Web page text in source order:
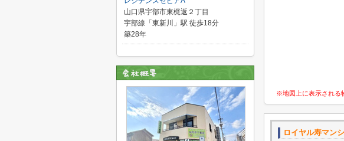
※地図上に表示される
ロイヤル寿マン
山口県宇部市東梶返２丁目
宇部線「東新川」駅 徒歩18分
築28年